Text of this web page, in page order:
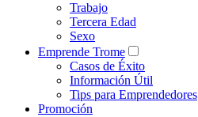
Trabajo
Tercera Edad
Sexo
Emprende Trome
Casos de Éxito
Información Útil
Tips para Emprendedores
Promoción